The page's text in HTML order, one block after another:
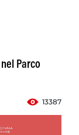
Parco
13387